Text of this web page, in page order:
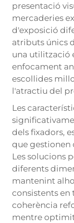
presentació
mercaderies
d'exposició
atributs únics
una utilització
enfocament
escollides
l'atractiu del
Les
dels fixadors,
que gestionen
Les solucions
diferents
mantenint
consistents en
coherència
mentre